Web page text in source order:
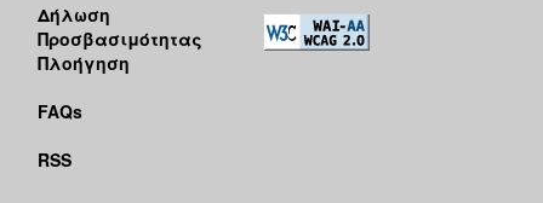
Δήλωση
Προσβασιμότητας
Πλοήγηση
FAQs
RSS